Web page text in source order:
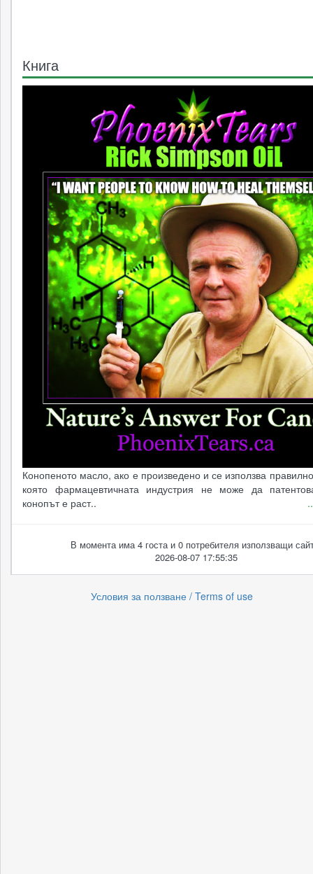
Книга
Конопеното масло, ако е произведено и се използва
която фармацевтичната индустрия не може да
конопът е раст..
В момента има 4 госта и 0 потребителя използващи
2026-08-07 17:55:35
Условия за ползване / Terms of use